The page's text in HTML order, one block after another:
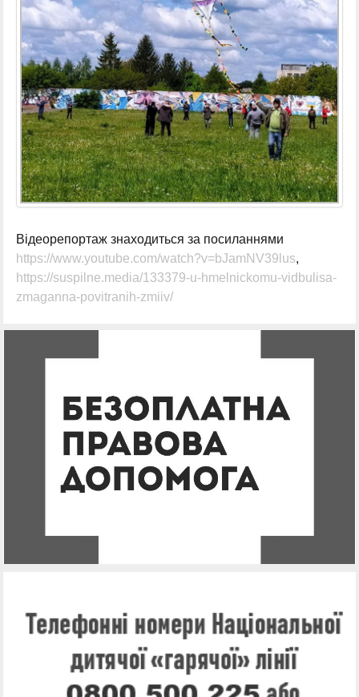
Відеорепортаж знаходиться за посиланнями
https://www.youtube.com/watch?v=bJamNV39lus,
https://suspilne.media/133379-u-hmelnickomu-vidbulisa-
zmaganna-povitranih-zmiiv/